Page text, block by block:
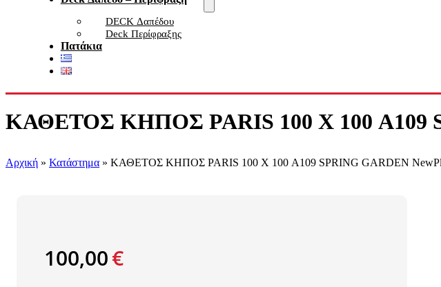
DECK Δαπέδου
Deck Περίφραξης
Πατάκια
ΚΑΘΕΤΟΣ ΚΗΠΟΣ PARIS 100 Χ 100 A109
Αρχική » Κατάστημα » ΚΑΘΕΤΟΣ ΚΗΠΟΣ PARIS 100 Χ 100 A109 SPRING GARDEN
100,00€